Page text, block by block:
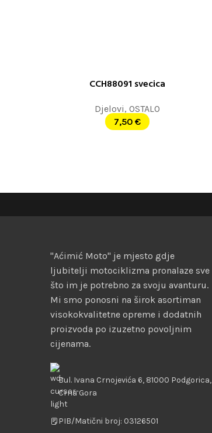
DODAJ U KORPUCCH88091 svecica
Djelovi, OSTALO
7,50 €
"Aćimić Moto" je mjesto gdje
ljubitelji motociklizma pronalaze sve
što im je potrebno za svoju avanturu.
Mi smo ponosni na širok asortiman
visokokvalitetne opreme i dodatnih
proizvoda po izuzetno povoljnim
cijenama.
Bul. Ivana Crnojevića 6, 81000 Podgorica,
Crna Gora
PIB/Matični broj: 03126501